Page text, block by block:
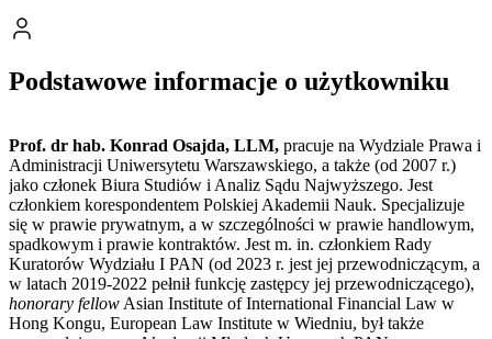
Podstawowe informacje o użytkowniku
Prof. dr hab. Konrad Osajda, LLM, pracuje na Wydziale Prawa i
Administracji Uniwersytetu Warszawskiego, a także (od 2007 r.)
jako członek Biura Studiów i Analiz Sądu Najwyższego. Jest
członkiem korespondentem Polskiej Akademii Nauk. Specjalizuje
się w prawie prywatnym, a w szczególności w prawie handlowym,
spadkowym i prawie kontraktów. Jest m. in. członkiem Rady
Kuratorów Wydziału I PAN (od 2023 r. jest jej przewodniczącym, a
w latach 2019-2022 pełnił funkcję zastępcy jej przewodniczącego),
honorary fellow Asian Institute of International Financial Law w
Hong Kongu, European Law Institute w Wiedniu, był także